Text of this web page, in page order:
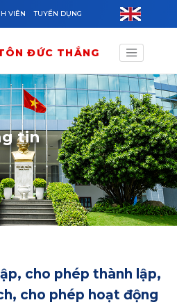
VIÊN TUYỂN DỤNG
ĐỨC THẮNG
tin
cho phép thành lập,
cho phép hoạt động